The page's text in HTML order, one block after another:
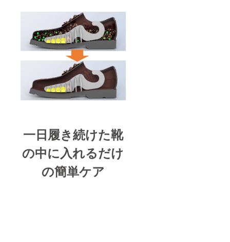
一日履き続けた靴
の中に入れるだけ
の簡単ケア